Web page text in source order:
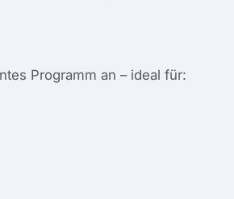
Programm an – ideal für: